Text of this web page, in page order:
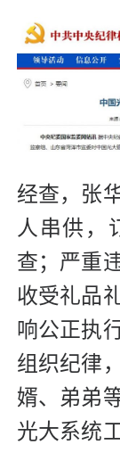
经查，张
人串供，
查；严重
收受礼品
响公正执
组织纪律
婿、弟弟
光大系统